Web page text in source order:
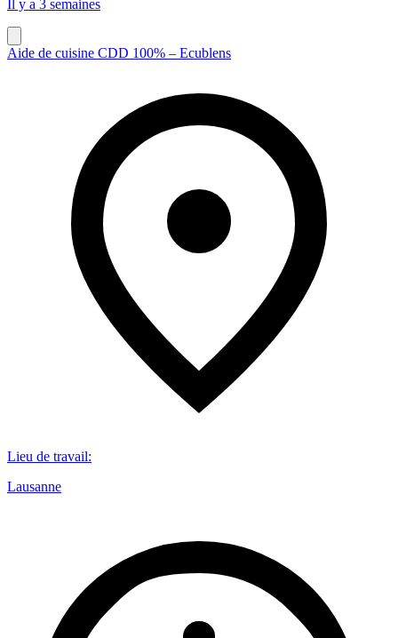
Il y a 3 semaines
Aide de cuisine CDD 100% – Ecublens
Lieu de travail:
Lausanne